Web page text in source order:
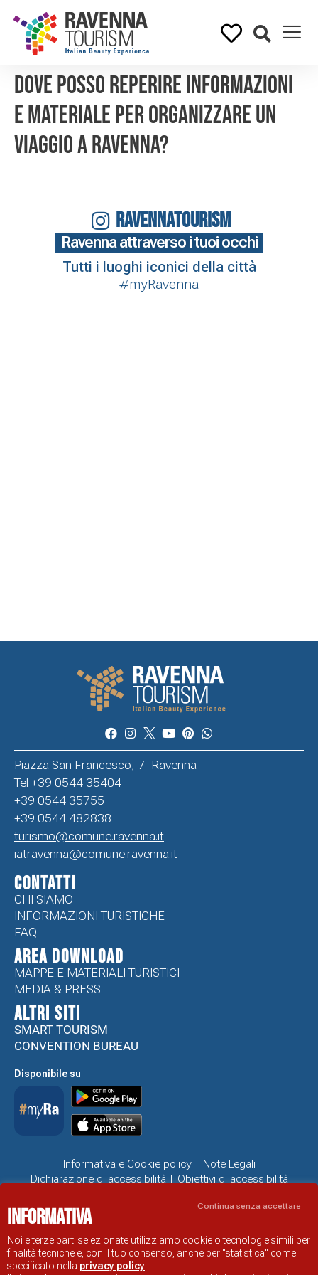
Dove posso reperire informazioni
e materiale per organizzare un
viaggio a Ravenna?
RAVENNATOURISM
Ravenna attraverso i tuoi occhi
Tutti i luoghi iconici della città
#myRavenna
Piazza San Francesco, 7 Ravenna
Tel +39 0544 35404
+39 0544 35755
+39 0544 482838
turismo@comune.ravenna.it
iatravenna@comune.ravenna.it
CONTATTI
CHI SIAMO
INFORMAZIONI TURISTICHE
FAQ
Area Download
MAPPE E MATERIALI TURISTICI
MEDIA & PRESS
ALTRI SITI
SMART TOURISM
CONVENTION BUREAU
Disponibile su
Informativa e Cookie policy
Note Legali
Dichiarazione di accessibilità
Obiettivi di accessibilità
SITO UFFICIALE DI INFORMAZIONE TURISTICA DI RAVENNA
Informativa
Noi e terze parti selezionate utilizziamo cookie o tecnologie simili per
finalità tecniche e, con il tuo consenso, anche per "statistica" come
specificato nella privacy policy.
Continua senza accettare